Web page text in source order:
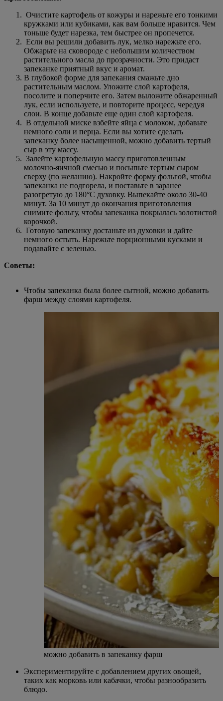
Очистите картофель от кожуры и нарежьте его тонкими
кружками или кубиками, как вам больше нравится. Чем
тоньше будет нарезка, тем быстрее он пропечется.
Если вы решили добавить лук, мелко нарежьте его.
Обжарьте на сковороде с небольшим количеством
растительного масла до прозрачности. Это придаст
запеканке приятный вкус и аромат.
В глубокой форме для запекания смажьте дно
растительным маслом. Уложите слой картофеля,
посолите и поперчите его. Затем выложите обжаренный
лук, если используете, и повторите процесс, чередуя
слои. В конце добавьте еще один слой картофеля.
В отдельной миске взбейте яйца с молоком, добавьте
немного соли и перца. Если вы хотите сделать
запеканку более насыщенной, можно добавить тертый
сыр в эту массу.
Залейте картофельную массу приготовленным
молочно-яичной смесью и посыпьте тертым сыром
сверху (по желанию). Накройте форму фольгой, чтобы
запеканка не подгорела, и поставьте в заранее
разогретую до 180°C духовку. Выпекайте около 30-40
минут. За 10 минут до окончания приготовления
снимите фольгу, чтобы запеканка покрылась золотистой
корочкой.
Готовую запеканку достаньте из духовки и дайте
немного остыть. Нарежьте порционными кусками и
подавайте с зеленью.
Советы:
Чтобы запеканка была более сытной, можно добавить
фарш между слоями картофеля.
можно добавить в запеканку фарш
Экспериментируйте с добавлением других овощей,
таких как морковь или кабачки, чтобы разнообразить
блюдо.